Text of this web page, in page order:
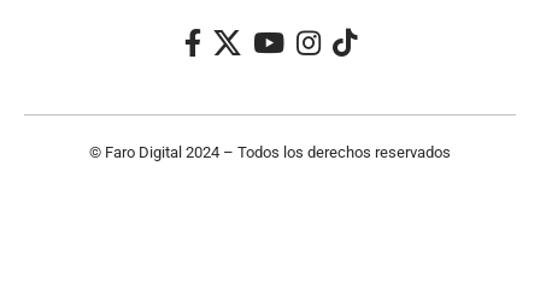
© Faro Digital 2024 – Todos los derechos reservados